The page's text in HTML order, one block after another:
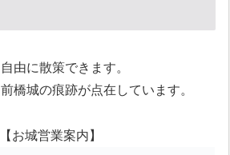
由に散策できます。
橋城の痕跡が点在しています。
【お城営業案内】